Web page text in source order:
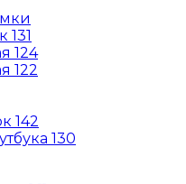
131
124
122
142
130